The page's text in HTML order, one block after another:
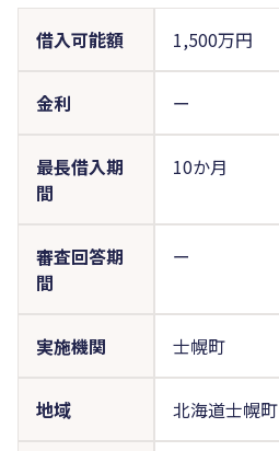
借入可能額 1,500万円
金利 ー
最長借入期
間
10か月
審査回答期
間
ー
実施機関 士幌町
地域 北海道士幌町